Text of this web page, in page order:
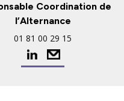
Coordination de
l’Alternance
01 81 00 29 15